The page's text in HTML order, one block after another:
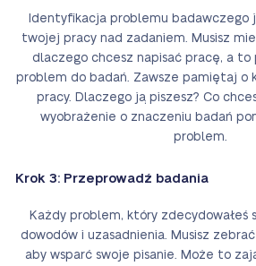
Identyfikacja problemu badawczego
twojej pracy nad zadaniem. Musisz
dlaczego chcesz napisać pracę, a to
problem do badań. Zawsze pamiętaj o
pracy. Dlaczego ją piszesz? Co
wyobrażenie o znaczeniu badań
problem.
Krok 3: Przeprowadź badania
Każdy problem, który zdecydowałeś
dowodów i uzasadnienia. Musisz
aby wsparć swoje pisanie. Może to